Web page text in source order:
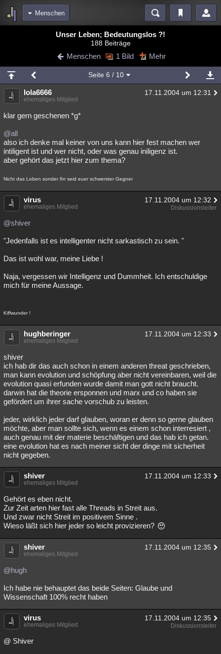
Menschen
Blogs Videos
Chat Wiki Neuigkeiten
meine Rubriken
Menschen Mystery Kriminalfälle
Spiritualität Verschwörungen
Natur
weitere Rubriken
Philosophie Träume Orte Esoterik
Astronomie Helpdesk Gruppen
Musik Allmystery English
Unser Leben; Bedeutungslos ?!
188 Beiträge
Menschen 1 Bild Mehr
Seite 6 / 10
lola6666 17.11.2004 um 12:31
ehemaliges Mitglied
klar gern geschenen *g*
@all
also ich denke mal keiner von uns kann hier fest machen wer
intiligent ist und wer nicht, oder was genau iniligenz ist.
aber gehört das jetzt hier zum thema?
Nicht das Leben sonder Ihr seid euer schwerster Gegner
virus 17.11.2004 um 12:32
ehemaliges Mitglied Diskussionsleiter
@shiver
"Jedenfalls ist es intelligenter nicht sarkastisch zu sein. "
Das ist wohl war, meine Liebe !
Naja, vergessen wir Intelligenz und Dummheit. Ich entschuldige
mich für meine Aussage.
Kiffwunder !
hughberinger 17.11.2004 um 12:33
ehemaliges Mitglied
shiver
ich hab dir das auch schon in einem anderen threat geschrieben,
man kann evolution und schöpfung aber nicht vereinbaren, weil die
evolution quasi erfunden wurde damit man gott nicht braucht.
darwin hat die theorie ersponnen und marx und co haben sie
gefördert um ihrer sache vorschub zu leisten.
jeder, wirklich jeder darf glauben, woran er denn so gerne glauben
möchte, aber man sollte sich, wenn es einem schon interresiert ,
auch genau mit der materie beschäftigen und das hab ich getan.
eine evolution hat es nach meiner sicht der dinge mit sicherheit
nicht gegeben.
shiver 17.11.2004 um 12:33
ehemaliges Mitglied
Gehört es eben nicht.
Zur Zeit arten hier fast alle Threads in Streit aus.
Und zwar nicht Streit im positivem Sinne .
Wieso läßt sich hier jeder so leicht provizieren?
shiver 17.11.2004 um 12:35
ehemaliges Mitglied
@hugh
Ich habe nie behauptet das beide Seiten: Glaube und
Wissenschaft 100% recht haben
virus 17.11.2004 um 12:35
ehemaliges Mitglied Diskussionsleiter
@ Shiver